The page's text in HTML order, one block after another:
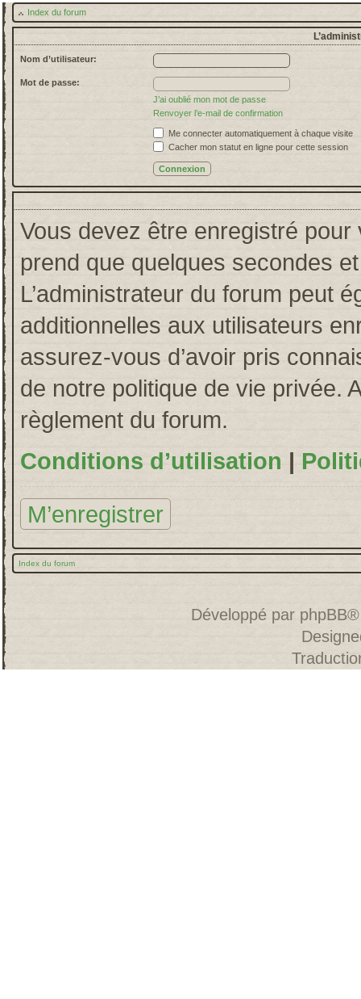
Index du forum
Nom d’utilisateur:
Mot de passe:
J’ai oublié mon mot de passe
Renvoyer l’e-mail de confirmation
Me connecter automatiquement à chaque visite
Cacher mon statut en ligne pour cette session
Vous devez être enregistré pour
prend que quelques secondes
L’administrateur du forum peut
additionnelles aux utilisateurs
assurez-vous d’avoir pris
de notre politique de vie privée.
règlement du forum.
Conditions d’utilisation |
M’enregistrer
Index du forum
Développé par phpBB®